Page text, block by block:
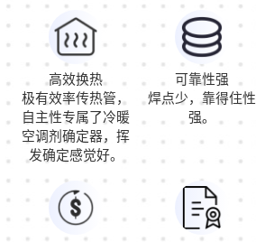
高效换热
极有效率传热管，
自主性专属了冷暖
空调剂确定器，挥
发确定感觉好。
可靠性强
焊点少，靠得住性
强。